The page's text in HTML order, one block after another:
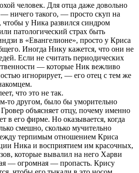
человек. Для отца даже довольно
ничего такого, — просто скуп на
у Ника развился синдром
патологический страх быть
в «Евангелионе», просто у Криса
Иногда Нику кажется, что они не
Если не считать периодических
— которые Ник вежливо
игнорирует, — его отец с тем же
что это не так.
то другом, было бы уморительно
объясняет отцу, почему именно
в его фирме. Но оказывается, когда
смешно, сколько мучительно
терпимым отношением Криса
Ника и восприятием им красочных,
которые вывалил на него Харви
— огромная — пропасть. Крису